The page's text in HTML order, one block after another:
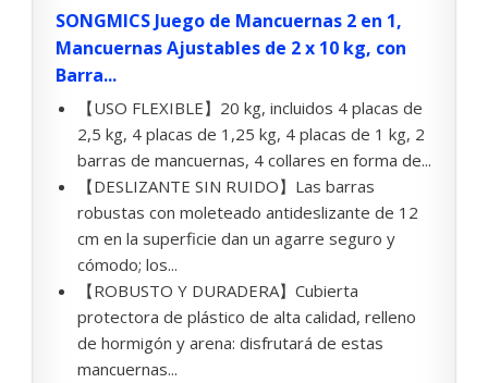
SONGMICS Juego de Mancuernas 2 en 1,
Mancuernas Ajustables de 2 x 10 kg, con
Barra...
【USO FLEXIBLE】20 kg, incluidos 4 placas de
2,5 kg, 4 placas de 1,25 kg, 4 placas de 1 kg, 2
barras de mancuernas, 4 collares en forma de...
【DESLIZANTE SIN RUIDO】Las barras
robustas con moleteado antideslizante de 12
cm en la superficie dan un agarre seguro y
cómodo; los...
【ROBUSTO Y DURADERA】Cubierta
protectora de plástico de alta calidad, relleno
de hormigón y arena: disfrutará de estas
mancuernas...